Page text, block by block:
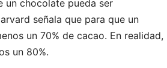
un chocolate pueda ser
señala que para que un
un 70% de cacao. En realidad,
un 80%.